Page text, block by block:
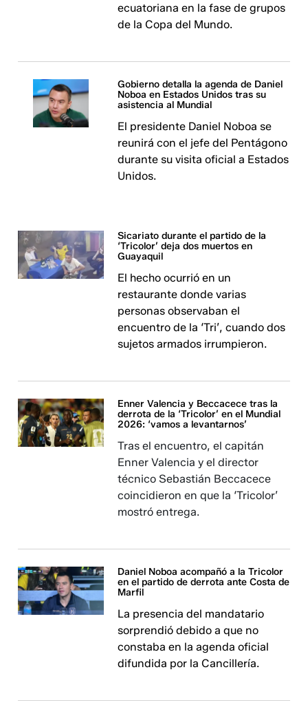
ecuatoriana en la fase de grupos
de la Copa del Mundo.
Gobierno detalla la agenda de Daniel
Noboa en Estados Unidos tras su
asistencia al Mundial
El presidente Daniel Noboa se
reunirá con el jefe del Pentágono
durante su visita oficial a Estados
Unidos.
Sicariato durante el partido de la
‘Tricolor’ deja dos muertos en
Guayaquil
El hecho ocurrió en un
restaurante donde varias
personas observaban el
encuentro de la ‘Tri’, cuando dos
sujetos armados irrumpieron.
Enner Valencia y Beccacece tras la
derrota de la ‘Tricolor’ en el Mundial
2026: ‘vamos a levantarnos’
Tras el encuentro, el capitán
Enner Valencia y el director
técnico Sebastián Beccacece
coincidieron en que la ‘Tricolor’
mostró entrega.
Daniel Noboa acompañó a la Tricolor
en el partido de derrota ante Costa de
Marfil
La presencia del mandatario
sorprendió debido a que no
constaba en la agenda oficial
difundida por la Cancillería.